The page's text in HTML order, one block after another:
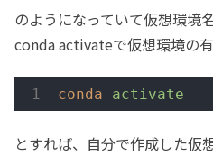
のようになっていて仮想環境
conda activateで仮想環境の
conda activate
とすれば、自分で作成した仮